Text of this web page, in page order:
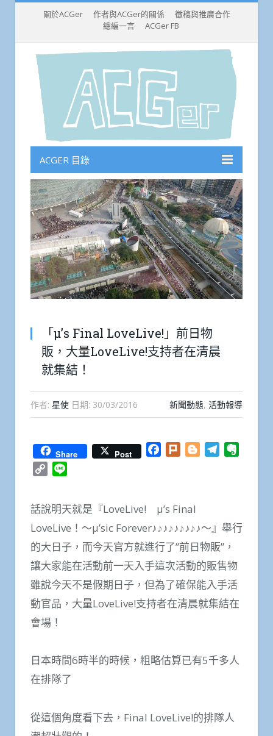
關於ACGer 作者與ACGer的關係
徵稿與推廣合作
總編一言
ACGer FB
ACGER 目錄
「μ’s Final LoveLive!」前日物
販，大量LoveLive!支持者在清晨
就集結！
作者: 星使 日期: 30/03/2016 新聞動態, 活動報導
Share Post Facebook
Plurk BloggerTelegram
Copy
話說明天就是『LoveLive! μ’s Final
LoveLive！～μ’sic Forever♪♪♪♪♪♪♪♪♪～』舉行
的大日子，而今天官方就進行了”前日物販”，
讓大家能在活動前一天入手這次活動的販售物
雖說今天不是假期日子，但為了確保能入手活
動官品，大量LoveLive!支持者在清晨就集結在
會場！
日本時間6時半的時候，粗略估算已有5千多人
在排隊了
從這個角度看下去，Final LoveLive!的排隊人